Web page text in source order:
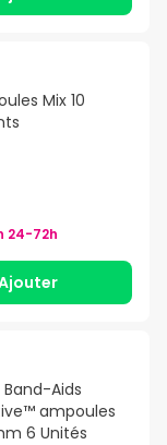
Mix 10
24-72h
Aids
ampoules
6 Unités